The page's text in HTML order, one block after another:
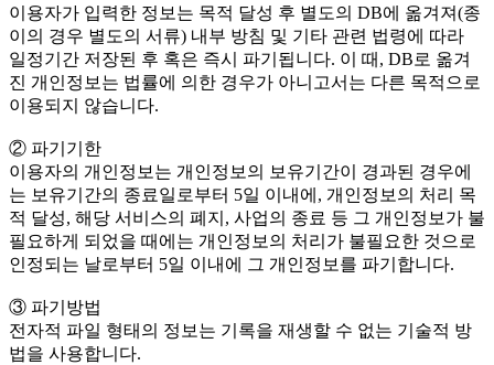
이용자가 입력한 정보는 목적 달성 후 별도의 DB에 옮겨져(종
이의 경우 별도의 서류) 내부 방침 및 기타 관련 법령에 따라
일정기간 저장된 후 혹은 즉시 파기됩니다. 이 때, DB로 옮겨
진 개인정보는 법률에 의한 경우가 아니고서는 다른 목적으로
이용되지 않습니다.
② 파기기한
이용자의 개인정보는 개인정보의 보유기간이 경과된 경우에
는 보유기간의 종료일로부터 5일 이내에, 개인정보의 처리 목
적 달성, 해당 서비스의 폐지, 사업의 종료 등 그 개인정보가 불
필요하게 되었을 때에는 개인정보의 처리가 불필요한 것으로
인정되는 날로부터 5일 이내에 그 개인정보를 파기합니다.
③ 파기방법
전자적 파일 형태의 정보는 기록을 재생할 수 없는 기술적 방
법을 사용합니다.